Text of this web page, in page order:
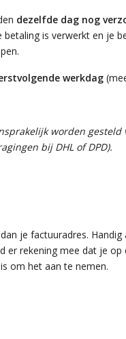
dezelfde dag nog
is verwerkt en je
werkdag
worden gesteld
bij DHL of DPD).
je factuuradres.
er rekening mee dat je
om het aan te nemen.